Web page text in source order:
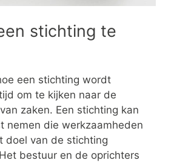
stichting te
een stichting wordt
om te kijken naar de
zaken. Een stichting kan
nemen die werkzaamheden
doel van de stichting
bestuur en de oprichters